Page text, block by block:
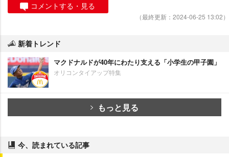
コメントする・見る
（最終更新：2024-06-25 13:02）
新着トレンド
マクドナルドが40年にわたり支える「小学生の甲子園」
オリコンタイアップ特集
もっと見る
今、読まれている記事